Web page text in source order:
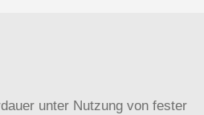
unter Nutzung von fester